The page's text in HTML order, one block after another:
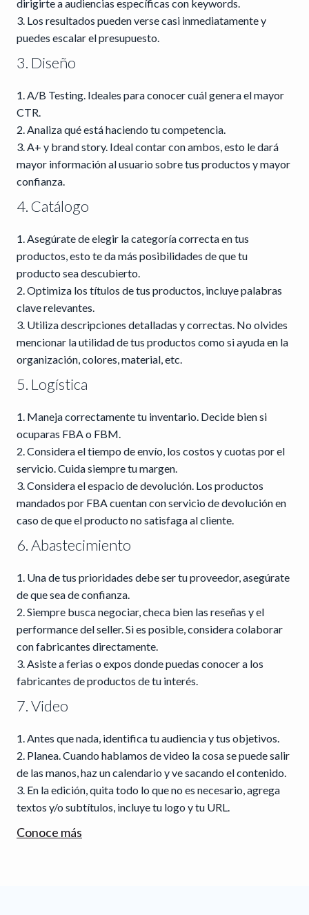
dirigirte a audiencias específicas con keywords.
Los resultados pueden verse casi inmediatamente y
puedes escalar el presupuesto.
3. Diseño
A/B Testing. Ideales para conocer cuál genera el mayor
CTR.
Analiza qué está haciendo tu competencia.
A+ y brand story. Ideal contar con ambos, esto le dará
mayor información al usuario sobre tus productos y mayor
confianza.
4. Catálogo
Asegúrate de elegir la categoría correcta en tus
productos, esto te da más posibilidades de que tu
producto sea descubierto.
Optimiza los títulos de tus productos, incluye palabras
clave relevantes.
Utiliza descripciones detalladas y correctas. No olvides
mencionar la utilidad de tus productos como si ayuda en la
organización, colores, material, etc.
5. Logística
Maneja correctamente tu inventario. Decide bien si
ocuparas FBA o FBM.
Considera el tiempo de envío, los costos y cuotas por el
servicio. Cuida siempre tu margen.
Considera el espacio de devolución. Los productos
mandados por FBA cuentan con servicio de devolución en
caso de que el producto no satisfaga al cliente.
6. Abastecimiento
Una de tus prioridades debe ser tu proveedor, asegúrate
de que sea de confianza.
Siempre busca negociar, checa bien las reseñas y el
performance del seller. Si es posible, considera colaborar
con fabricantes directamente.
Asiste a ferias o expos donde puedas conocer a los
fabricantes de productos de tu interés.
7. Video
Antes que nada, identifica tu audiencia y tus objetivos.
Planea. Cuando hablamos de video la cosa se puede salir
de las manos, haz un calendario y ve sacando el contenido.
En la edición, quita todo lo que no es necesario, agrega
textos y/o subtítulos, incluye tu logo y tu URL.
Conoce más